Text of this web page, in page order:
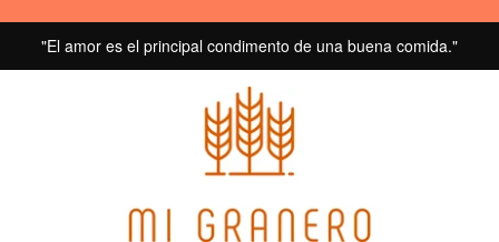
"El amor es el principal condimento de una buena comida."